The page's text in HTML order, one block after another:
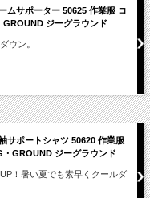
ムサポーター 50625 作業服 コ
ジーグラウンド
ウン。
サポートシャツ 50620 作業服
GROUND ジーグラウンド
！暑い夏でも素早くクールダ